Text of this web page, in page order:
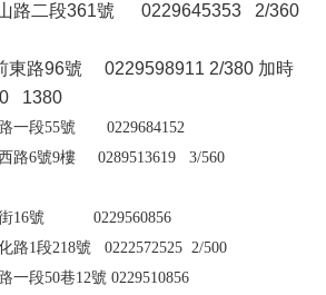
路二段361號 0229645353 2/360
東路96號 0229598911 2/380 加時
1380
段55號 0229684152
6號9樓 0289513619 3/560
16號 0229560856
1段218號 0222572525 2/500
50巷12號 0229510856